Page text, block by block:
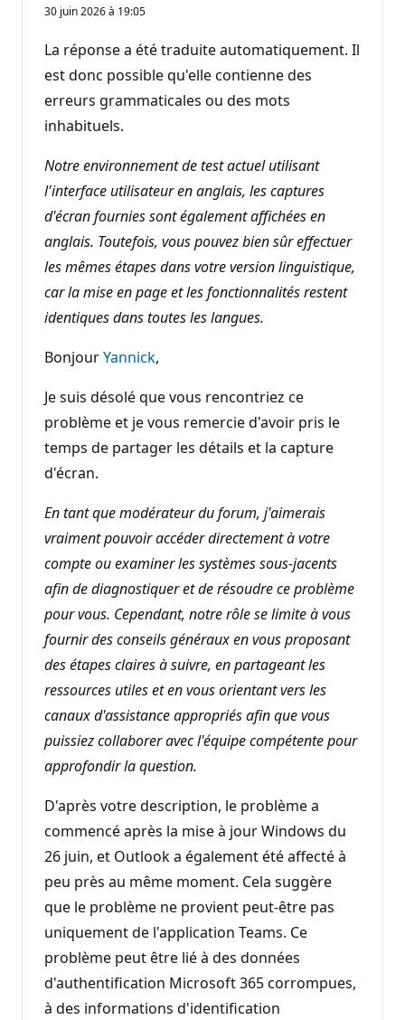
n
s
d
e
r
é
u
t
o
30 juin 2026 à 19:05
La réponse a été traduite automatiquement. Il
est donc possible qu'elle contienne des
erreurs grammaticales ou des mots
inhabituels.
Notre environnement de test actuel utilisant
l'interface utilisateur en anglais, les captures
d'écran fournies sont également affichées en
anglais. Toutefois, vous pouvez bien sûr effectuer
les mêmes étapes dans votre version linguistique,
car la mise en page et les fonctionnalités restent
identiques dans toutes les langues.
BonjourYannick,
Je suis désolé que vous rencontriez ce
problème et je vous remercie d'avoir pris le
temps de partager les détails et la capture
d'écran.
En tant que modérateur du forum, j'aimerais
vraiment pouvoir accéder directement à votre
compte ou examiner les systèmes sous-jacents
afin de diagnostiquer et de résoudre ce problème
pour vous. Cependant, notre rôle se limite à vous
fournir des conseils généraux en vous proposant
des étapes claires à suivre, en partageant les
ressources utiles et en vous orientant vers les
canaux d'assistance appropriés afin que vous
puissiez collaborer avec l'équipe compétente pour
approfondir la question.
D'après votre description, le problème a
commencé après la mise à jour Windows du
26 juin, et Outlook a également été affecté à
peu près au même moment. Cela suggère
que le problème ne provient peut-être pas
uniquement de l'application Teams. Ce
problème peut être lié à des données
d'authentification Microsoft 365 corrompues,
à des informations d'identification